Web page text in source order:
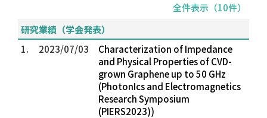
全件表示（10件）
研究業績（学会発表）
1.
2023/07/03
Characterization of Impedance
and Physical Properties of CVD-
grown Graphene up to 50 GHz
(PhotonIcs and Electromagnetics
Research Symposium
(PIERS2023))